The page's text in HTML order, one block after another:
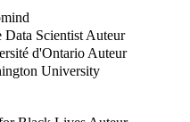
Data Scientist Auteur
d'Ontario Auteur
University